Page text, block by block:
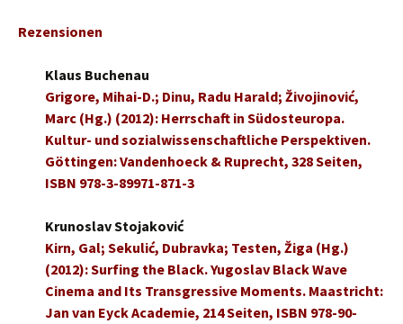
Rezensionen
Klaus Buchenau
Grigore, Mihai-D.; Dinu, Radu Harald; Živojinović,
Marc (Hg.) (2012): Herrschaft in Südosteuropa.
Kultur- und sozialwissenschaftliche Perspektiven.
Göttingen: Vandenhoeck & Ruprecht, 328 Seiten,
ISBN 978-3-89971-871-3
Krunoslav Stojaković
Kirn, Gal; Sekulić, Dubravka; Testen, Žiga (Hg.)
(2012): Surfing the Black. Yugoslav Black Wave
Cinema and Its Transgressive Moments. Maastricht:
Jan van Eyck Academie, 214 Seiten, ISBN 978-90-